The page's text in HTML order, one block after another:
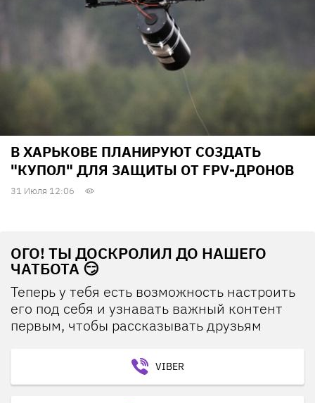
В ХАРЬКОВЕ ПЛАНИРУЮТ СОЗДАТЬ
"КУПОЛ" ДЛЯ ЗАЩИТЫ ОТ FPV-ДРОНОВ
31 Июля 12:06
ОГО! ТЫ ДОСКРОЛИЛ ДО НАШЕГО
ЧАТБОТА 😏
Теперь у тебя есть возможность настроить
его под себя и узнавать важный контент
первым, чтобы рассказывать друзьям
VIBER